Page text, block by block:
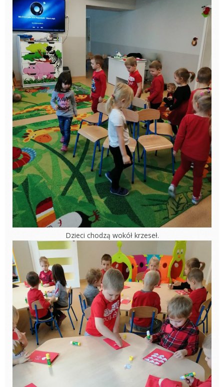
Dzieci chodzą wokół krzeseł.